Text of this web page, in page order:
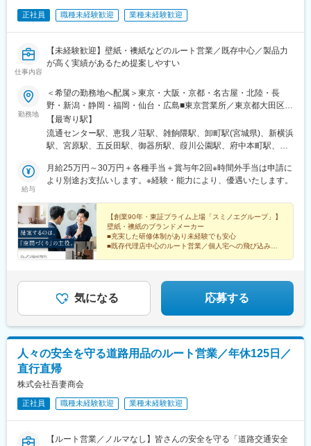
(札幌市営)、曽根田駅、七日町駅、足利駅、新松戸駅、青井駅、京
王多摩川駅、成増駅、京王片倉駅、熊川駅、加納駅(岐阜県)、三島
駅、掛川駅、遠州病院駅、森下駅(愛知県)、尾張一宮駅、オークス
カナルパークホテル富山前、まつもと町屋駅、桃山御陵前駅、西
中島南方駅、綾ノ町駅、宮之阪駅、貿易センター駅、手柄駅、和
歌山駅、新西大寺町筋駅、新白島駅、高松築港駅、高知駅前駅、
県)、岐阜駅、三島田町駅、浜松駅、平安通駅、名鉄一宮駅、富山
駅北駅、中書島駅、新大阪駅、堺東駅、神戸三宮駅(阪神)、郵便局
前駅、白島駅(広島電鉄線)、南堀端駅、高知橋駅、西小倉駅、西鉄
千早駅、新水前寺駅、荒田八幡駅
正社員 職種未経験歓迎 業種未経験歓迎
仕事内容
【未経験歓迎】壁紙・襖紙などのルート営業／既存中心／製品力
が高く実績があるため提案しやすい
勤務地
＜希望の勤務地へ配属＞東京・大阪・京都・名古屋・北陸・長
野・新潟・静岡・福岡・仙台・広島■東京営業所／東京都大田区東
海1-3-6 プロロジスパーク東京大田 N棟2階■千葉営業所／千葉県
千葉市中央区中央1-11-1 千葉中央ツインビル1号館 902号室■多摩
営業所／東京都府中市本町2-20-63 ヴェルデ府中本町ステーショ
業所／大阪府松原市大堀1-5-8■横浜営業所／横浜市港北区新横浜
2-5-5 住友不動産新横浜ビル12階■埼玉営業所／さいたま市北区宮
五反田NNビル3階■福岡営業所／福岡県福岡市博多区麦野5-20-3■
仙台営業所／宮城県仙台市若林区六丁の目元町3-5■名古屋営業所
／名古屋市昭和区明月町3-20■北陸営業所／金沢市新保本5-107■
広島営業所／広島県広島市南区仁保2-19-3※受動喫煙対策：敷地内
禁煙
【最寄り駅】
流通センター駅、恵我ノ荘駅、雑餉隈駅、卸町駅(宮城県)、新横浜
駅、宮原駅、五反田駅、御器所駅、葭川公園駅、府中本町駅、静
駅、桜山駅、栄町駅(千葉県)、分倍河原駅、不動前駅、千葉中央
駅、府中駅(東京都)
給与
月給25万円～30万円＋各種手当＋賞与年2回※時間外手当は申請に
より別途お支払いします。※経験・能力により、優遇いたします。
【創業90年・東証プライム上場「スミノエグループ」】
壁紙・襖紙のブランドメーカー
■充実した研修体制があり未経験でも安心
■既存代理店中心のルート営業／個人宅への飛び込みな
気になる 応募する
人々の安全を守る道路用品のルート営業／年休125日／
直行直帰
株式会社吾妻商会
正社員 職種未経験歓迎 業種未経験歓迎
【ルート営業／ノルマなし】皆さんの安全を守る「道路交通安全